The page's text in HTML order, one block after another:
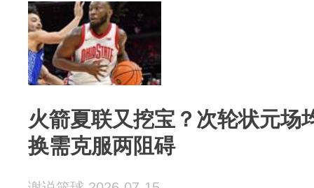
火箭夏联又挖宝？次轮状元场
换需克服两阻碍